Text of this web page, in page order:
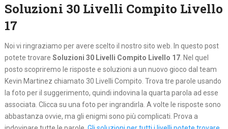
Soluzioni 30 Livelli Compito Livello
17
Noi vi ringraziamo per avere scelto il nostro sito web. In questo post
potete trovare Soluzioni 30 Livelli Compito Livello 17. Nel quel
posto scopriremo le risposte e soluzioni a un nuovo gioco dal team
Kevin Martinez chiamato 30 Livelli Compito. Trova tre parole usando
la foto per il suggerimento, quindi indovina la quarta parola ad esse
associata. Clicca su una foto per ingrandirla. A volte le risposte sono
abbastanza ovvie, ma gli enigmi sono più complicati. Prova a